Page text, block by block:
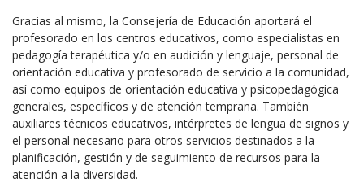
Gracias al mismo, la Consejería de Educación aportará el
profesorado en los centros educativos, como especialistas en
pedagogía terapéutica y/o en audición y lenguaje, personal de
orientación educativa y profesorado de servicio a la comunidad,
así como equipos de orientación educativa y psicopedagógica
generales, específicos y de atención temprana. También
auxiliares técnicos educativos, intérpretes de lengua de signos y
el personal necesario para otros servicios destinados a la
planificación, gestión y de seguimiento de recursos para la
atención a la diversidad.